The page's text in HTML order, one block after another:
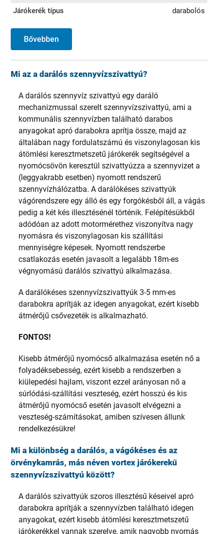
Járókerék típus
darabolós
Bővebben
Mi az a darálós szennyvízszivattyú?
A darálós szennyvíz szivattyú egy daráló
mechanizmussal szerelt szennyvízszivattyú, ami a
kommunális szennyvízben található darabos
anyagokat apró darabokra aprítja össze, majd az
általában nagy fordulatszámú és viszonylagosan kis
átömlési keresztmetszetű járókerék segítségével a
nyomócsövön keresztül szivattyúzza a szennyvizet a
(leggyakrabb esetben) nyomott rendszerű
szennyvízhálózatba. A darálókéses szivattyúk
vágórendszere egy álló és egy forgókésből áll, a vágás
pedig a két kés illesztésénél történik. Felépítésükből
adódóan az adott motormérethez viszonyítva nagy
nyomásra és viszonylagosan kis szállítási
mennyiségre képesek. Nyomott rendszerbe
csatlakozás esetén javasolt a legalább 18m-es
végnyomású darálós szivattyú alkalmazása.
A darálókéses szennyvízszivattyúk 3-5 mm-es
darabokra aprítják az idegen anyagokat, ezért kisebb
átmérőjű csővezeték is alkalmazható.
FONTOS!
Kisebb átmérőjű nyomócső alkalmazása esetén nő a
folyadéksebesség, ezért kisebb a rendszerben a
kiülepedési hajlam, viszont ezzel arányosan nő a
súrlódási-szállítási veszteség, ezért hosszú és kis
átmérőjű nyomócső esetén javasolt elvégezni a
veszteség-számításokat, amiben szívesen állunk
rendelkezésükre!
Mi a különbség a darálós, a vágókéses és az
örvénykamrás, más néven vortex járókerekű
szennyvízszivattyú között?
A darálós szivattyúk szoros illesztésű késeivel apró
darabokra aprítják a szennyvízben található idegen
anyagokat, ezért kisebb átömlési keresztmetszetű
járókerékkel vannak szerelve, amik nagyobb nyomás